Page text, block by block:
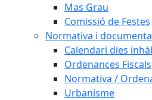
Mas Grau
Comissió de Festes
Normativa i
Calendari dies
Ordenances Fiscals
Normativa /
Urbanisme